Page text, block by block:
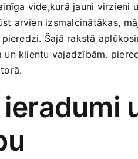
vide,kurā jauni
arvien izsmalcinātākas,⁢
Šajā ‌rakstā
klientu‍ vajadzībām.